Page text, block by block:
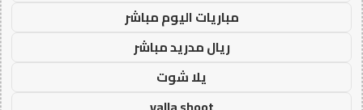
مباريات اليوم مباشر
ريال مدريد مباشر
يلا شوت